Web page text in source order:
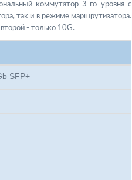
коммутатор 3-го уровня с
так и в режиме маршрутизатора.
- только 10G.
SFP+